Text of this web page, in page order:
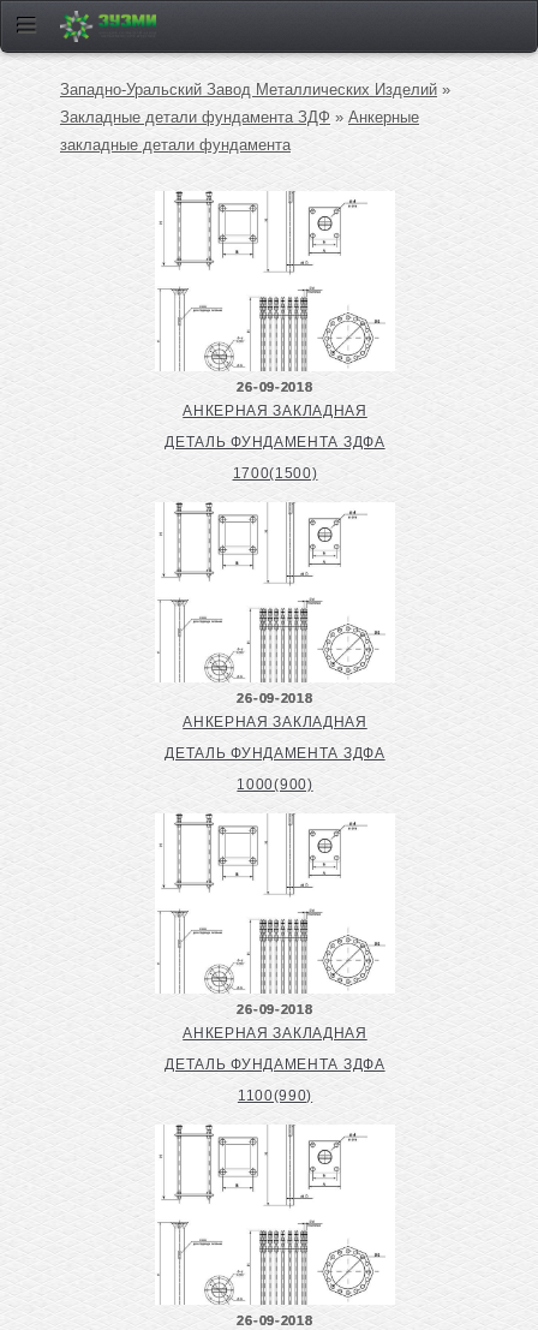
Западно-Уральский Завод Металлических Изделий »
Закладные детали фундамента ЗДФ » Анкерные
закладные детали фундамента
26-09-2018
АНКЕРНАЯ ЗАКЛАДНАЯ
ДЕТАЛЬ ФУНДАМЕНТА ЗДФА
1700(1500)
26-09-2018
АНКЕРНАЯ ЗАКЛАДНАЯ
ДЕТАЛЬ ФУНДАМЕНТА ЗДФА
1000(900)
26-09-2018
АНКЕРНАЯ ЗАКЛАДНАЯ
ДЕТАЛЬ ФУНДАМЕНТА ЗДФА
1100(990)
26-09-2018